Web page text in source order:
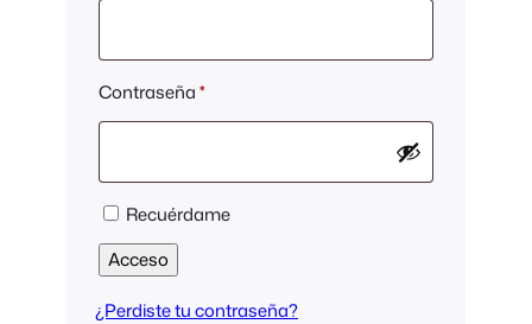
Contraseña*
Recuérdame
Acceso
¿Perdiste tu contraseña?